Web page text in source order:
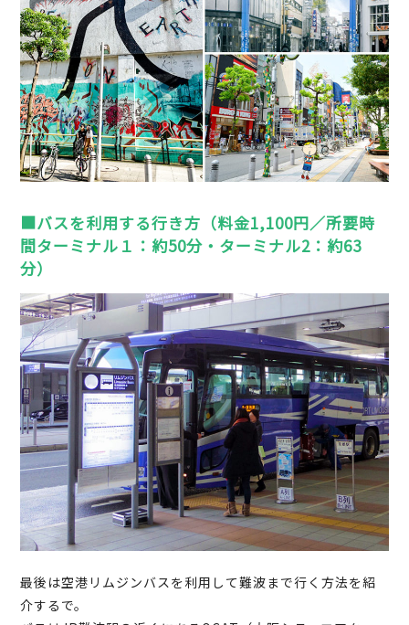
■バスを利用する行き方（料金1,100円／所要時
間ターミナル１：約50分・ターミナル2：約63
分）
最後は空港リムジンバスを利用して難波まで行く方法を紹
介するで。